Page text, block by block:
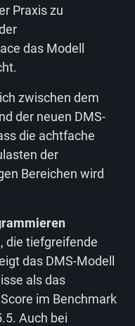
Praxis zu
das Modell
zwischen dem
der neuen DMS-
die achtfache
der
Bereichen wird
die tiefgreifende
das DMS-Modell
als das
im Benchmark
Auch bei